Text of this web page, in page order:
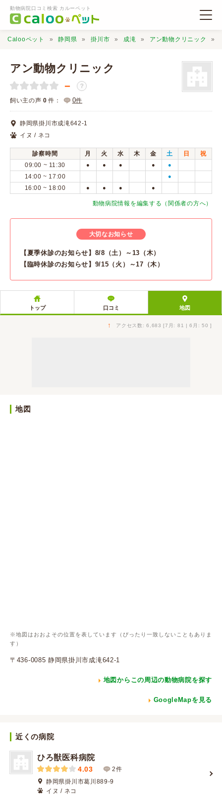
動物病院口コミ検索 カルーペット
動物病院検索
口コミ検索
Calooペットとは？
口コミ投稿
Calooペット 静岡県 掛川市 成滝 アン動物クリニック
アン動物クリニック
－ ？
飼い主の声 0 件： 0件
静岡県掛川市成滝642-1
イヌ / ネコ
診察時間 月 火 水 木 金 土 日
祝
09:00 ~ 11:30
● ● ● ● ●
14:00 ~ 17:00 ●
16:00 ~ 18:00 ● ● ● ●
動物病院情報を編集する（関係者の方へ）
大切なお知らせ
【夏季休診のお知らせ】​8/8（土）～13（木）
【臨時休診のお知らせ】9/15（火）～17（木）
トップ 口コミ 地図
↑ アクセス数: 6,683 [7月: 81 | 6月: 50 ]
地図
※地図はおおよその位置を表しています（ぴったり一致しないこともありま
す）
〒436-0085 静岡県掛川市成滝642-1
地図からこの周辺の動物病院を探す
GoogleMapを見る
近くの病院
ひろ獣医科病院
4.03
2件
静岡県掛川市葛川889-9
イヌ / ネコ